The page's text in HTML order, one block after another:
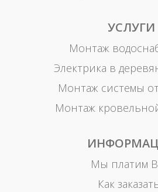
УСЛУГИ
Монтаж
Электрика в
Монтаж системы
Монтаж
Мы платим
Как